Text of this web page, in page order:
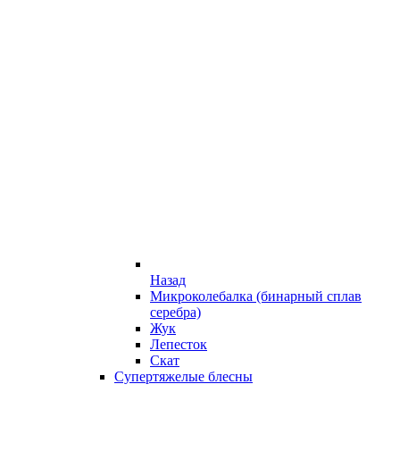
Назад
Микроколебалка (бинарный сплав
серебра)
Жук
Лепесток
Скат
Супертяжелые блесны